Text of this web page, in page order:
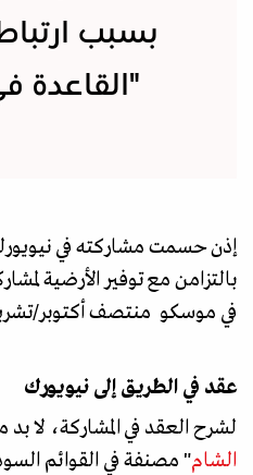
بسبب
"القاعدة
إذن حسمت مشاركته في
بالتزامن مع توفير الأرضية
في موسكو منتصف أكتوبر/
عقد في الطريق إلى نيويورك
لشرح العقد في المشاركة، لا بد
الشام" مصنفة في القوائم